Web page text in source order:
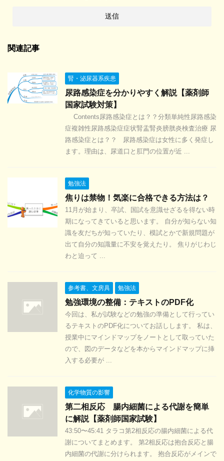
関連記事
腎・泌尿器系疾患
尿路感染症を分かりやすく解説【薬剤師
国家試験対策】
Contents尿路感染症とは？？分類単純性尿路感染
症複雑性尿路感染症症状腎盂腎炎膀胱炎検査治療 尿
路感染症とは？？ 尿路感染症は女性に多く発症し
ます。理由は、尿道口と肛門の位置が近 ...
勉強法
焦りは禁物！気楽に合格できる方法は？
11月が始まり、卒試、国試を意識せざるを得ない時
期になってきていると思います。 自分が知らない知
識を友だちが知っていたり、模試とかで新規問題が
出て自分の知識量に不安を覚えたり。 焦りがじわじ
わと迫って ...
参考書、文房具 勉強法
勉強環境の整備：テキストのPDF化
今回は、私が試験などの勉強の準備として行ってい
るテキストのPDF化についてお話しします。 私は、
授業中にマインドマップをノートとして取っていた
ので、図のデータなどを本からマインドマップに挿
入する必要が ...
化学物質の影響
第二相反応 腸内細菌による代謝を簡単
に解説【薬剤師国家試験】
43:50〜45:41 タラコ第2相反応の腸内細菌による代
謝についてまとめます。 第2相反応は抱合反応と腸
内細菌の代謝に分けられます。 抱合反応がメインで